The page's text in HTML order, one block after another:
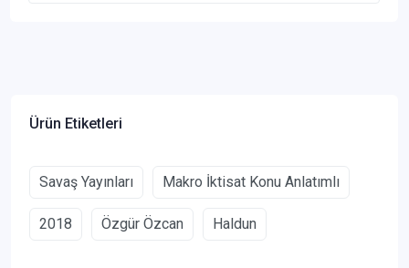
Ürün Etiketleri
Savaş Yayınları Makro İktisat Konu Anlatımlı
2018 Özgür Özcan Haldun